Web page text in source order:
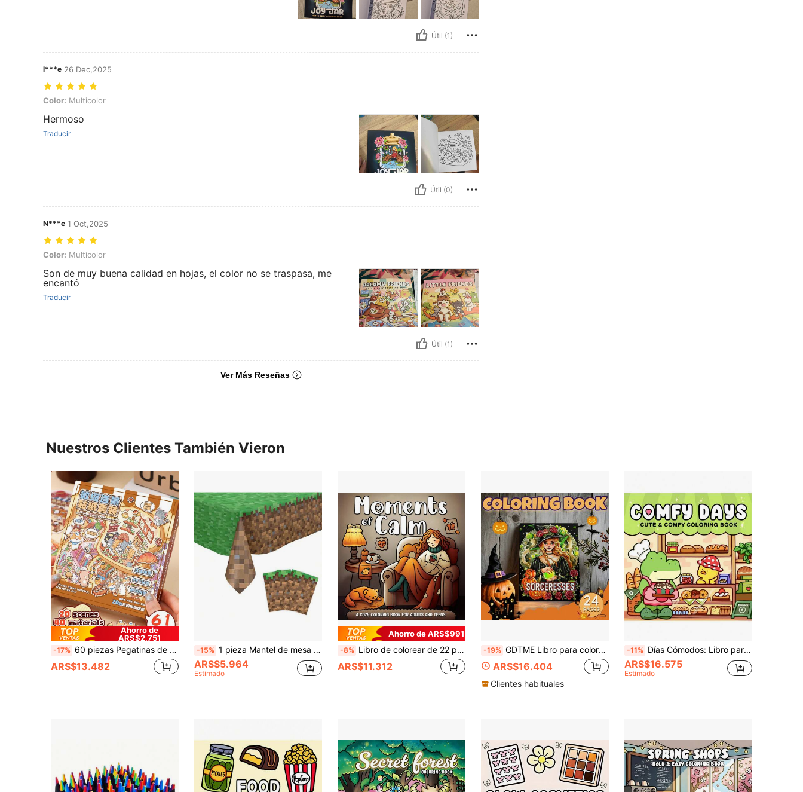
Útil (1)
l***e 26 Dec,2025
Color: Multicolor
Color: Multicolor
Hermoso
Traducir
Útil (0)
N***e 1 Oct,2025
Color: Multicolor
Color: Multicolor
Son de muy buena calidad en hojas, el color no se traspasa, me
encantó
Traducir
Útil (1)
Ver Más Reseñas
Nuestros Clientes También Vieron
Ahorro de
ARS$2.751
-17% 60 piezas Pegatinas de mini casa de estilo lindo, Set de pegatinas de escenario (40 hojas de pegatinas, 20 tarjetas de fondo), Pegatinas decorativas de paisaje DIY, Pegatinas de micro escena de casa en 3D, Pegatinas de paisaje, Pegatinas de escena, Pegatinas de libro, Reutilizables
ARS$13.482
-15% 1 pieza Mantel de mesa con patrón de píxeles, mantel rectangular desechable, resistente al agua y a las manchas de aceite para fiestas, decoraciones de cumpleaños, mantel de césped verde
ARS$5.964
Estimado
Ahorro de ARS$991
-8% Libro de colorear de 22 páginas Momentos de calma de la vida cálida de lujo, diseños fáciles inspirados en el estilo acogedor y relajante Hygge con mujeres en escenas pacíficas, disfruta de un momento de tranquilidad en medio de la vida ajetreada, sumérgete en la calma. Regalos de Halloween, Navidad y cumpleaños
ARS$11.312
-19% GDTME Libro para colorear de 24 brujas hechiceras adultas, arte de línea detallado de brujas mágicas de fantasía intrincada con flores, libro de actividades para aliviar el estrés, calmar la ansiedad y la atención plena, regalo perfecto de Halloween y papelería de arte para amantes del arte de brujas de fantasía adultas.
ARS$16.404
Clientes habituales
-11% Días Cómodos: Libro para colorear para adultos y adolescentes con personajes de animales super lindos en momentos de Hygge acogedores para relajarse (Espacios Acogedores para Colorear). Regalos para niños, regalos de Navidad, libros para colorear de dibujos animados lindos. Regalo de Acción de Gracias Vuelta al cole
ARS$16.575
Estimado